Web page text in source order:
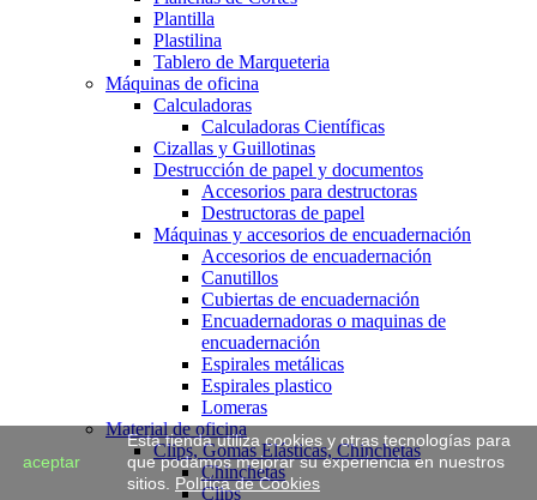
Plantilla
Plastilina
Tablero de Marqueteria
Máquinas de oficina
Calculadoras
Calculadoras Científicas
Cizallas y Guillotinas
Destrucción de papel y documentos
Accesorios para destructoras
Destructoras de papel
Máquinas y accesorios de encuadernación
Accesorios de encuadernación
Canutillos
Cubiertas de encuadernación
Encuadernadoras o maquinas de
encuadernación
Espirales metálicas
Espirales plastico
Lomeras
Material de oficina
Clips, Gomas Elásticas, Chinchetas
Chinchetas
Clips
aceptar
Esta tienda utiliza cookies y otras tecnologías para
que podamos mejorar su experiencia en nuestros
sitios. Política de Cookies